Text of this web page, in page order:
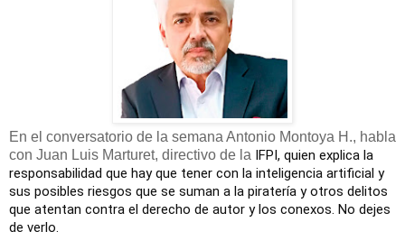
En el conversatorio de la semana Antonio Montoya H., habla
con Juan Luis Marturet, directivo de la IFPI, quien explica la
responsabilidad que hay que tener con la inteligencia artificial y
sus posibles riesgos que se suman a la piratería y otros delitos
que atentan contra el derecho de autor y los conexos. No dejes
de verlo.